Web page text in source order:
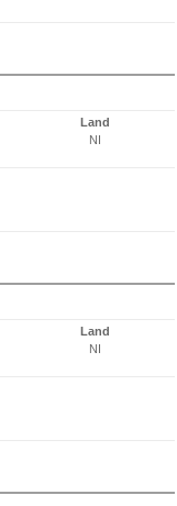
Land
NI
Land
NI